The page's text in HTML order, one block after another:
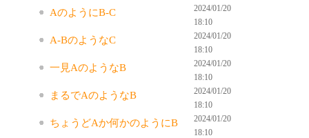
AのようにB-C
2024/01/20
18:10
A-BのようなC
2024/01/20
18:10
一見AのようなB
2024/01/20
18:10
まるでAのようなB
2024/01/20
18:10
ちょうどAか何かのようにB
2024/01/20
18:10